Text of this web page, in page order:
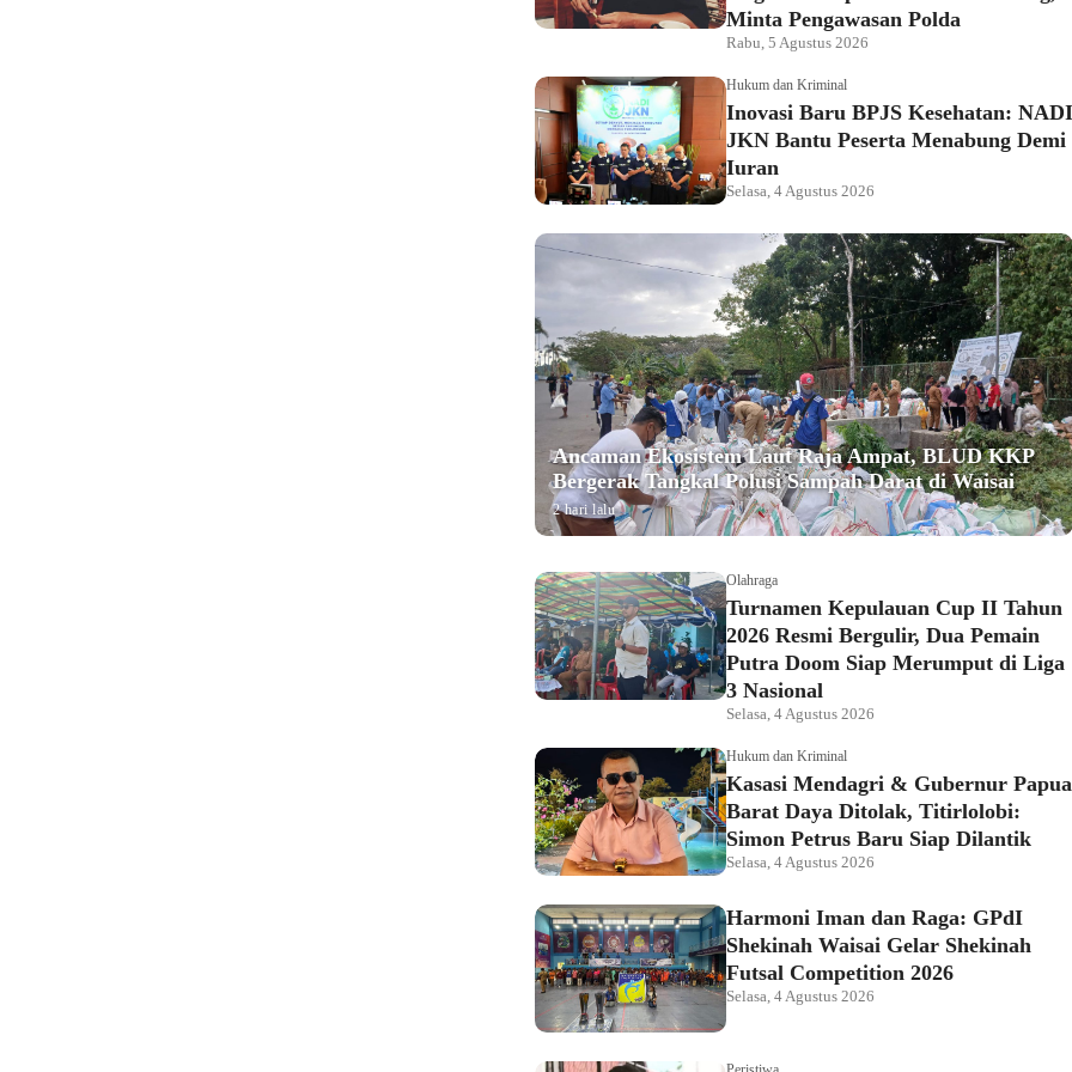
Minta Pengawasan Polda
Rabu, 5 Agustus 2026
Hukum dan Kriminal
Inovasi Baru BPJS Kesehatan: NADI
JKN Bantu Peserta Menabung Demi
Iuran
Selasa, 4 Agustus 2026
Ancaman Ekosistem Laut Raja Ampat, BLUD KKP
Bergerak Tangkal Polusi Sampah Darat di Waisai
2 hari lalu
Olahraga
Turnamen Kepulauan Cup II Tahun
2026 Resmi Bergulir, Dua Pemain
Putra Doom Siap Merumput di Liga
3 Nasional
Selasa, 4 Agustus 2026
Hukum dan Kriminal
Kasasi Mendagri & Gubernur Papua
Barat Daya Ditolak, Titirlolobi:
Simon Petrus Baru Siap Dilantik
Selasa, 4 Agustus 2026
Harmoni Iman dan Raga: GPdI
Shekinah Waisai Gelar Shekinah
Futsal Competition 2026
Selasa, 4 Agustus 2026